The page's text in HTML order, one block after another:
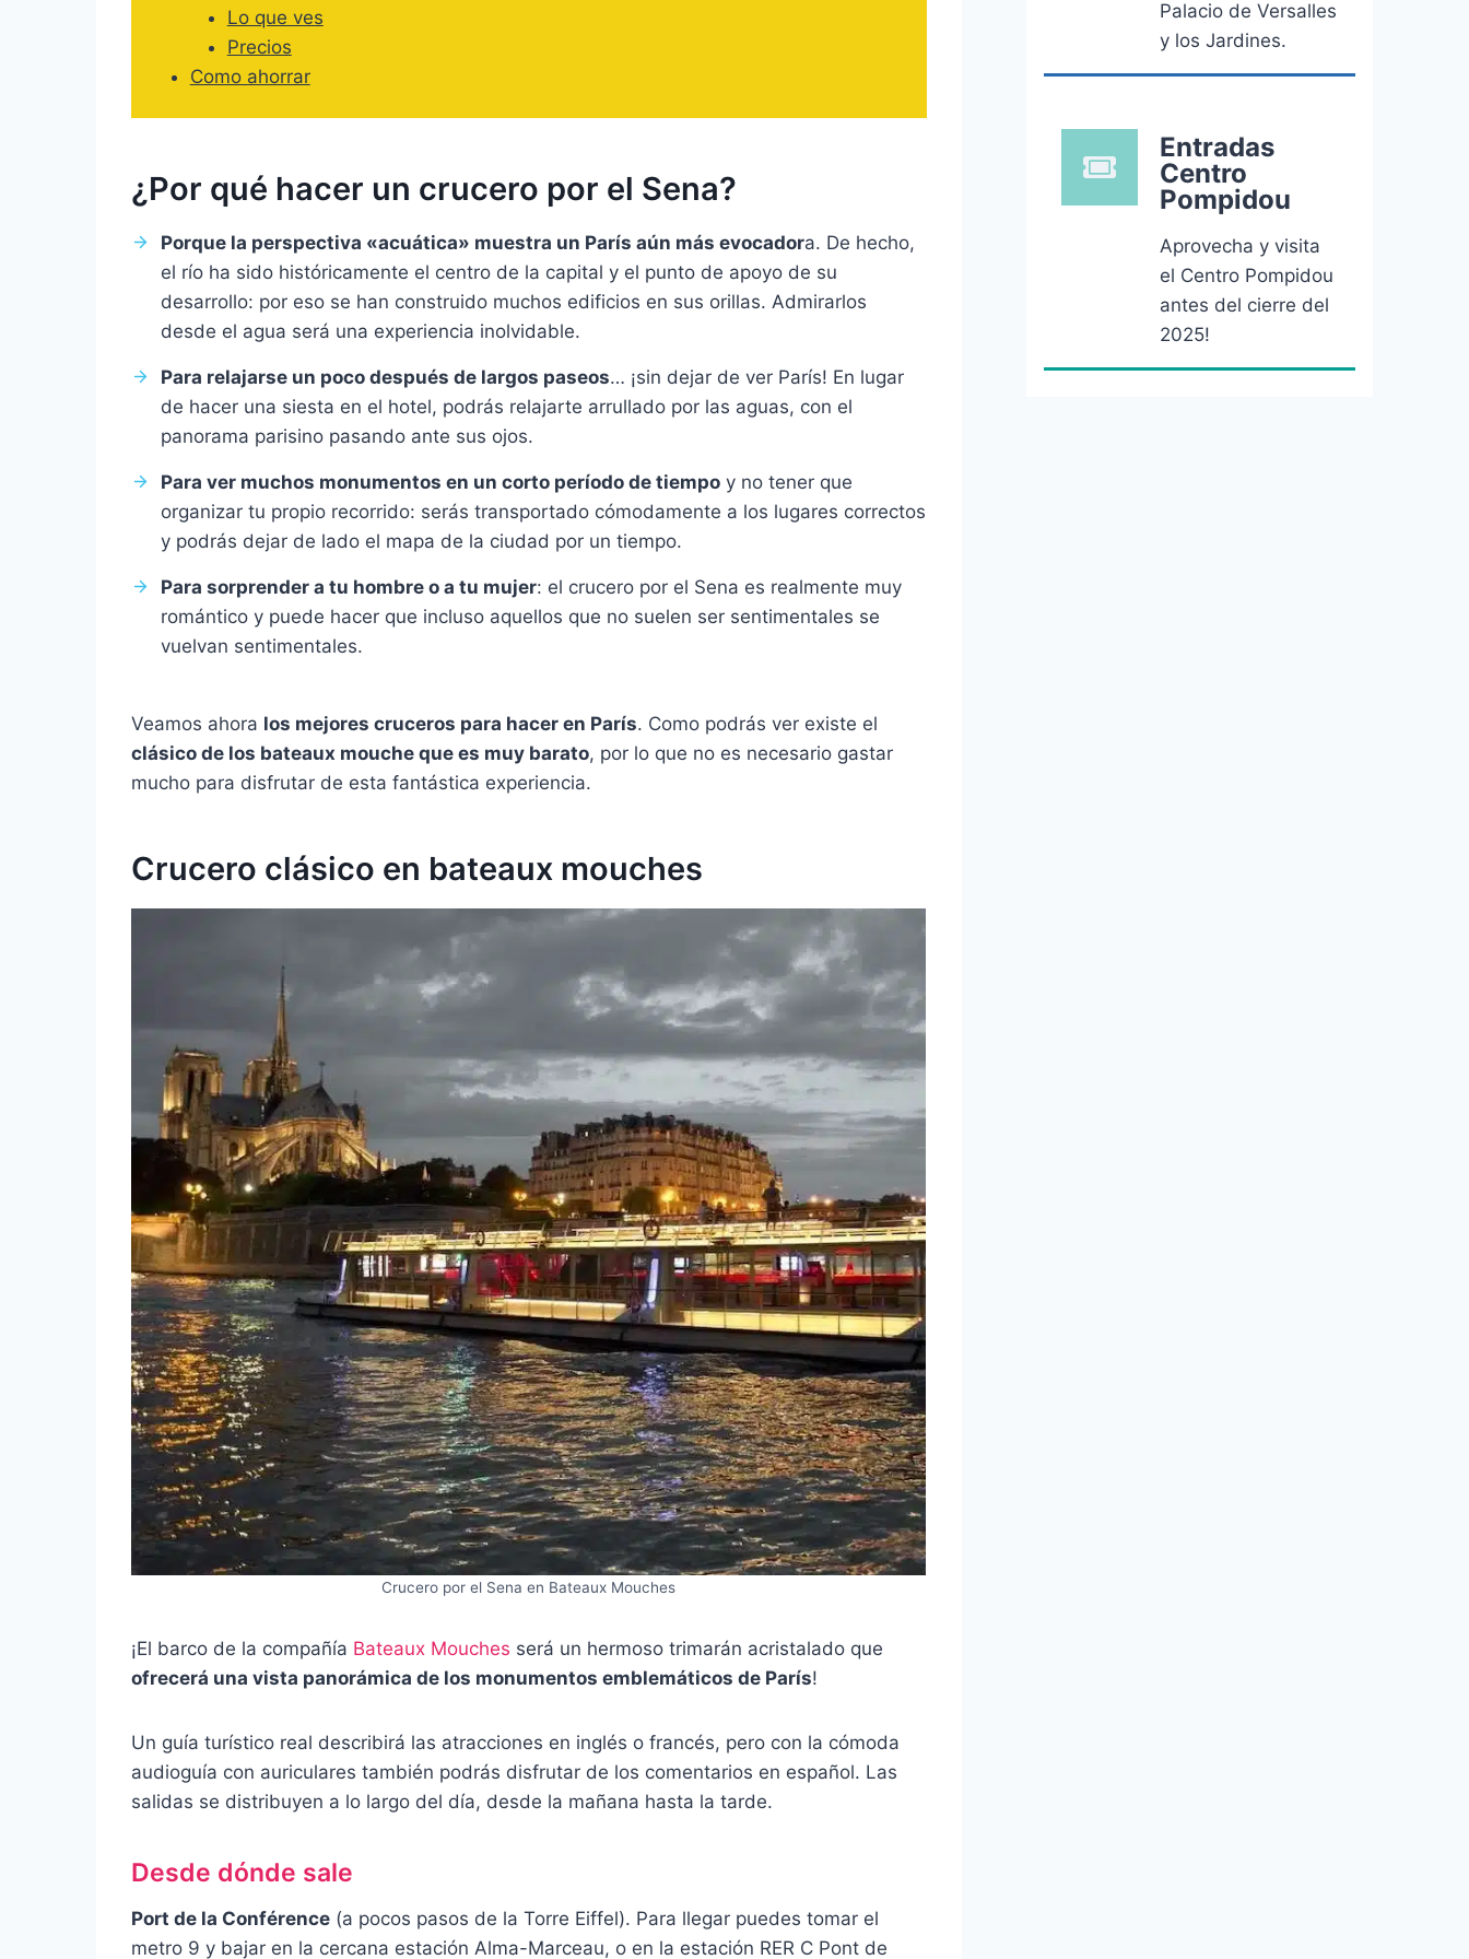
Lo que ves
Precios
Como ahorrar
¿Por qué hacer un crucero por el Sena?
Porque la perspectiva «acuática» muestra un París aún más evocadora. De hecho,
el río ha sido históricamente el centro de la capital y el punto de apoyo de su
desarrollo: por eso se han construido muchos edificios en sus orillas. Admirarlos
desde el agua será una experiencia inolvidable.
Para relajarse un poco después de largos paseos… ¡sin dejar de ver París! En lugar
de hacer una siesta en el hotel, podrás relajarte arrullado por las aguas, con el
panorama parisino pasando ante sus ojos.
Para ver muchos monumentos en un corto período de tiempo y no tener que
organizar tu propio recorrido: serás transportado cómodamente a los lugares correctos
y podrás dejar de lado el mapa de la ciudad por un tiempo.
Para sorprender a tu hombre o a tu mujer: el crucero por el Sena es realmente muy
romántico y puede hacer que incluso aquellos que no suelen ser sentimentales se
vuelvan sentimentales.
Veamos ahora los mejores cruceros para hacer en París. Como podrás ver existe el
clásico de los bateaux mouche que es muy barato, por lo que no es necesario gastar
mucho para disfrutar de esta fantástica experiencia.
Crucero clásico en bateaux mouches
Crucero por el Sena en Bateaux Mouches
¡El barco de la compañía Bateaux Mouches será un hermoso trimarán acristalado que
ofrecerá una vista panorámica de los monumentos emblemáticos de París!
Un guía turístico real describirá las atracciones en inglés o francés, pero con la cómoda
audioguía con auriculares también podrás disfrutar de los comentarios en español. Las
salidas se distribuyen a lo largo del día, desde la mañana hasta la tarde.
Desde dónde sale
Port de la Conférence (a pocos pasos de la Torre Eiffel). Para llegar puedes tomar el
metro 9 y bajar en la cercana estación Alma-Marceau, o en la estación RER C Pont de
Palacio de Versalles
y los Jardines.
Entradas
Centro
Pompidou
Aprovecha y visita
el Centro Pompidou
antes del cierre del
2025!